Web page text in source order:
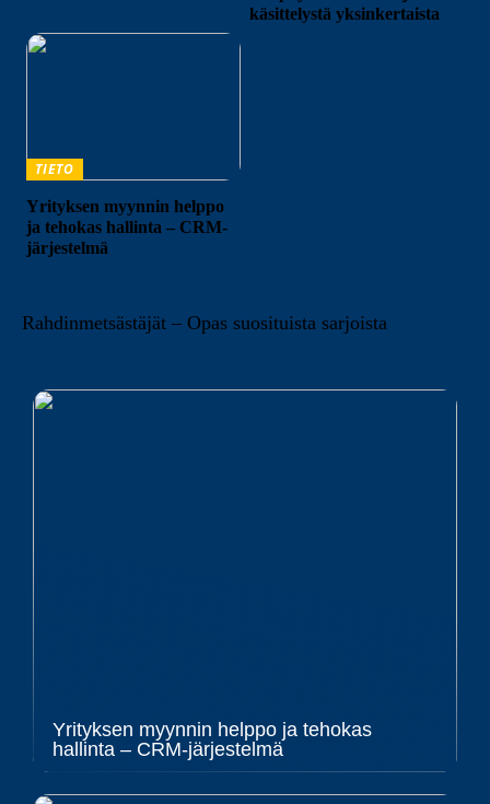
käsittelystä yksinkertaista
TIETO
Yrityksen myynnin helppo
ja tehokas hallinta – CRM-
järjestelmä
Rahdinmetsästäjät – Opas suosituista sarjoista
Yrityksen myynnin helppo ja tehokas
hallinta – CRM-järjestelmä